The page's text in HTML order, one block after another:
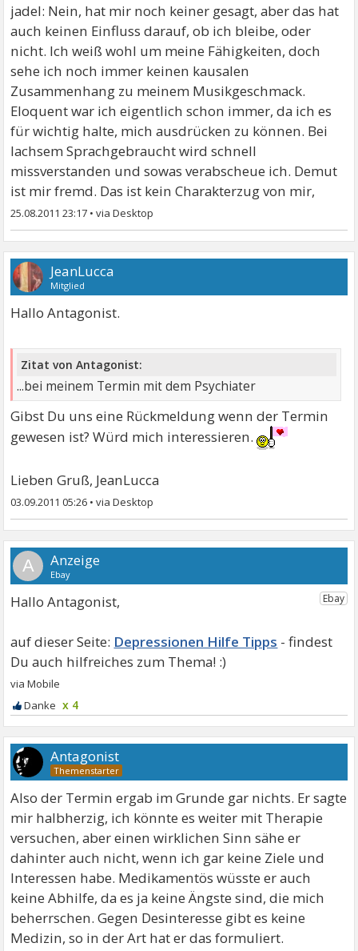
jadel: Nein, hat mir noch keiner gesagt, aber das hat
auch keinen Einfluss darauf, ob ich bleibe, oder
nicht. Ich weiß wohl um meine Fähigkeiten, doch
sehe ich noch immer keinen kausalen
Zusammenhang zu meinem Musikgeschmack.
Eloquent war ich eigentlich schon immer, da ich es
für wichtig halte, mich ausdrücken zu können. Bei
lachsem Sprachgebraucht wird schnell
missverstanden und sowas verabscheue ich. Demut
ist mir fremd. Das ist kein Charakterzug von mir,
25.08.2011 23:17 •
JeanLucca
Mitglied
Hallo Antagonist.
Zitat von Antagonist:
...bei meinem Termin mit dem Psychiater
Gibst Du uns eine Rückmeldung wenn der Termin
gewesen ist? Würd mich interessieren.
Lieben Gruß, JeanLucca
03.09.2011 05:26 •
A
Hallo Antagonist,
Depressionen Hilfe Tipps
x 4
Antagonist
Also der Termin ergab im Grunde gar nichts. Er sagte
mir halbherzig, ich könnte es weiter mit Therapie
versuchen, aber einen wirklichen Sinn sähe er
dahinter auch nicht, wenn ich gar keine Ziele und
Interessen habe. Medikamentös wüsste er auch
keine Abhilfe, da es ja keine Ängste sind, die mich
beherrschen. Gegen Desinteresse gibt es keine
Medizin, so in der Art hat er das formuliert.